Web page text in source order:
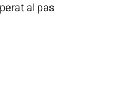
al pas